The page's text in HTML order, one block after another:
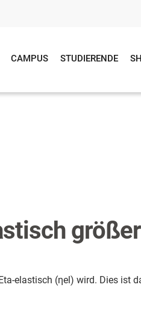
CAMPUS STUDIERENDE
elastisch (ηel) wird. Dies ist